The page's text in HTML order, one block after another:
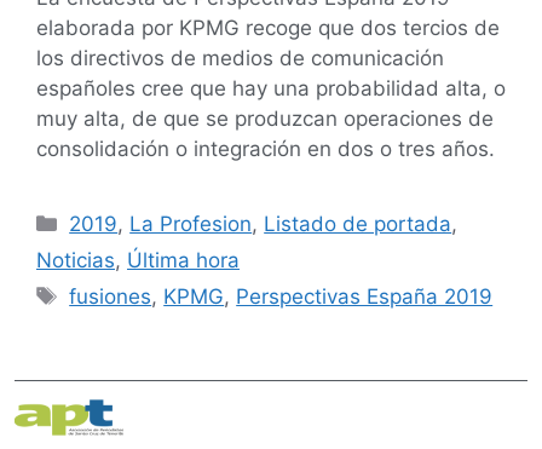
elaborada por KPMG recoge que dos tercios de
los directivos de medios de comunicación
españoles cree que hay una probabilidad alta, o
muy alta, de que se produzcan operaciones de
consolidación o integración en dos o tres años.
2019, La Profesion, Listado de portada,
Noticias, Última hora
fusiones, KPMG, Perspectivas España 2019